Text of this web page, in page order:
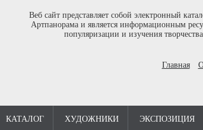
Веб сайт представляет собой электронный
Артпанорама и является информационным
популяризации и изучения
Главная
КАТАЛОГ ХУДОЖНИКИ ЭКСПОЗИЦИЯ